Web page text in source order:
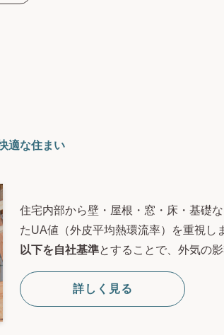
適な住まい
住宅内部から壁・屋根・窓・床・基礎
たUA値（外皮平均熱環流率）を重視し
以下を自社基準とすることで、外気の
詳しく見る